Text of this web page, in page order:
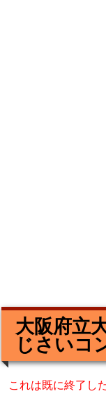
大阪府立
じさいコ
これは既に終了し